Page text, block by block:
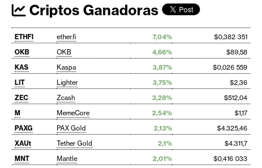
Criptos Ganadoras
ETHFI ether.fi 7,04%
$0,382 351
OKB
OKB 4,66%
$89,58
KAS
Kaspa 3,87%
$0,026 559
LIT
Lighter 3,75%
$2,36
ZEC
Zcash 3,28%
$512,04
M
MemeCore 2,54%
$1,17
PAXG
PAX Gold 2,13%
$4.325,46
XAUt
Tether Gold 2,1%
$4.311,7
MNT
Mantle 2,01%
$0,416 033